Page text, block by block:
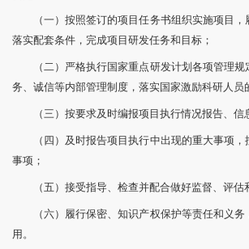
（一）按照签订的项目任务书组织实施项目，
落实配套条件，完成项目研发任务和目标；
（二）严格执行国家重点研发计划各项管理
务、诚信等内部管理制度，落实国家激励科研人员
（三）按要求及时编报项目执行情况报告、信
（四）及时报告项目执行中出现的重大事项
事项；
（五）接受指导、检查并配合做好监督、评估
（六）履行保密、知识产权保护等责任和义
用。